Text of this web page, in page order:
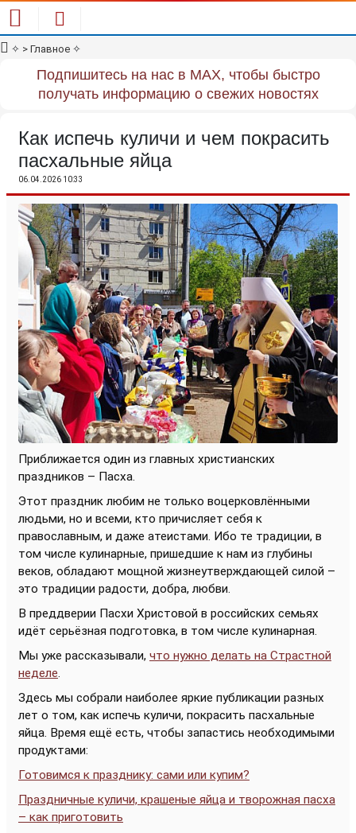
✧ > Главное ✧
Подпишитесь на нас в MAX, чтобы быстро
получать информацию о свежих новостях
Как испечь куличи и чем покрасить
пасхальные яйца
06.04.2026 10:33
Приближается один из главных христианских
праздников – Пасха.
Этот праздник любим не только воцерковлёнными
людьми, но и всеми, кто причисляет себя к
православным, и даже атеистами. Ибо те традиции, в
том числе кулинарные, пришедшие к нам из глубины
веков, обладают мощной жизнеутверждающей силой –
это традиции радости, добра, любви.
В преддверии Пасхи Христовой в российских семьях
идёт серьёзная подготовка, в том числе кулинарная.
Мы уже рассказывали, что нужно делать на Страстной
неделе.
Здесь мы собрали наиболее яркие публикации разных
лет о том, как испечь куличи, покрасить пасхальные
яйца. Время ещё есть, чтобы запастись необходимыми
продуктами:
Готовимся к празднику: сами или купим?
Праздничные куличи, крашеные яйца и творожная пасха
– как приготовить